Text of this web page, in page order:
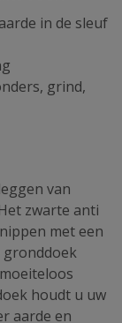
in de sleuf
grind,
van
zwarte anti
met een
gronddoek
houdt u uw
aarde en